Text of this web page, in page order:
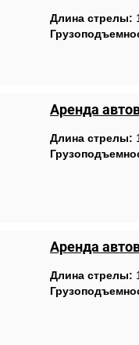
Длина стрелы:
Аренда
Длина стрелы:
Аренда
Длина стрелы: